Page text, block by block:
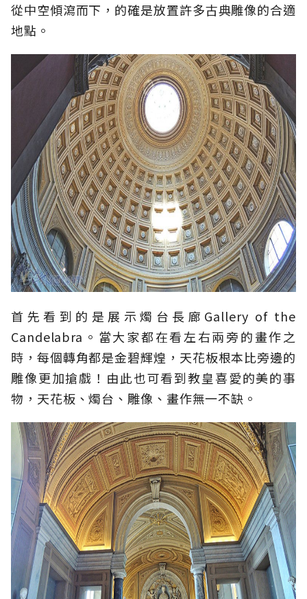
從中空傾瀉而下，的確是放置許多古典雕像的合適
地點。
首先看到的是展示燭台長廊Gallery of the
Candelabra。當大家都在看左右兩旁的畫作之
時，每個轉角都是金碧輝煌，天花板根本比旁邊的
雕像更加搶戲！由此也可看到教皇喜愛的美的事
物，天花板、燭台、雕像、畫作無一不缺。